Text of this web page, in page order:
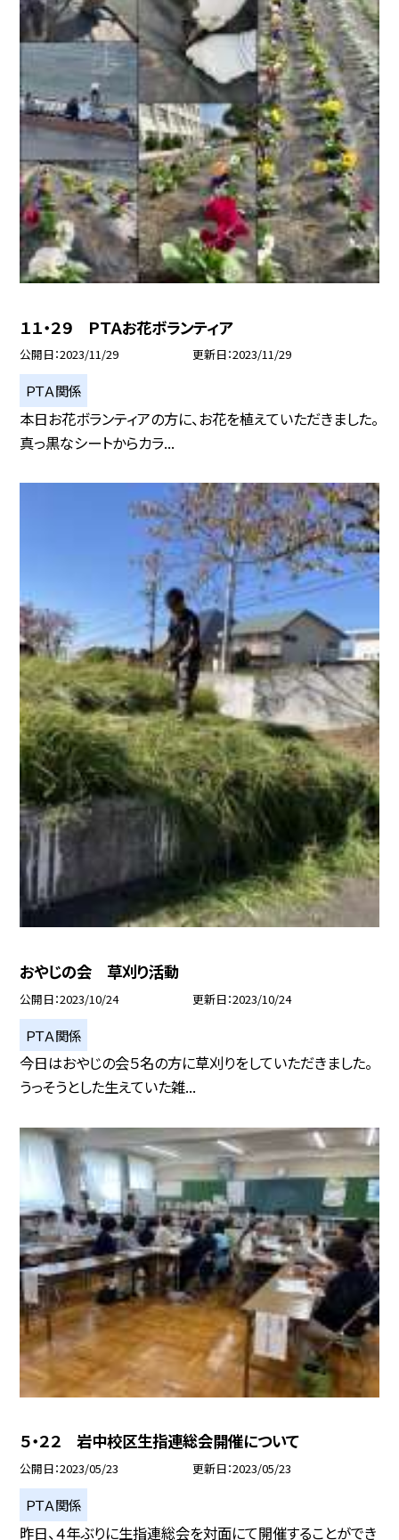
１１・２９ ＰＴＡお花ボランティア
公開日 2023/11/29 更新日 2023/11/29
ＰＴＡ関係
本日お花ボランティアの方に、お花を植えていただきました。
真っ黒なシートからカラ...
おやじの会 草刈り活動
公開日 2023/10/24 更新日 2023/10/24
ＰＴＡ関係
今日はおやじの会５名の方に草刈りをしていただきました。
うっそうとした生えていた雑...
５・２２ 岩中校区生指連総会開催について
公開日 2023/05/23 更新日 2023/05/23
ＰＴＡ関係
昨日、４年ぶりに生指連総会を対面にて開催することができ